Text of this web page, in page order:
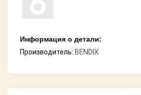
Информация о детали:
Производитель: BENDIX